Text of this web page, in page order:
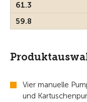
61.3
59.8
Vier manuelle
und